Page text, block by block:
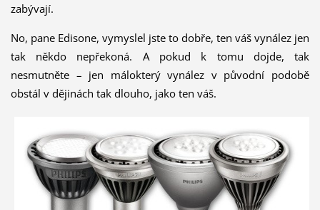
zabývají.
No, pane Edisone, vymyslel jste to dobře, ten váš vynález jen
tak někdo nepřekoná. A pokud k tomu dojde, tak
nesmutněte – jen málokterý vynález v původní podobě
obstál v dějinách tak dlouho, jako ten váš.